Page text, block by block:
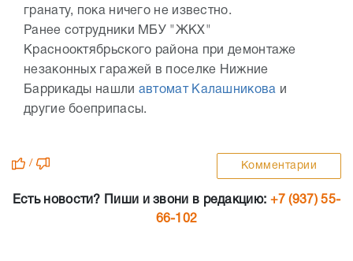
гранату, пока ничего не известно.
Ранее сотрудники МБУ "ЖКХ"
Краснооктябрьского района при демонтаже
незаконных гаражей в поселке Нижние
Баррикады нашли автомат Калашникова и
другие боеприпасы.
/ Комментарии
Есть новости? Пиши и звони в редакцию: +7 (937) 55-
66-102